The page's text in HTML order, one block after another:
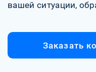
вашей ситуации,
Заказать